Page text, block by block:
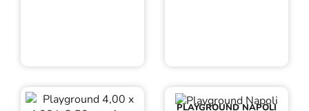
PLAYGROUND NAPOLI